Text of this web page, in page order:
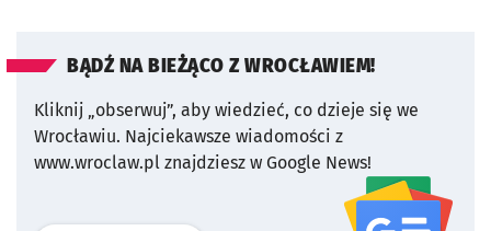
BĄDŹ NA BIEŻĄCO Z WROCŁAWIEM!
Kliknij „obserwuj”, aby wiedzieć, co dzieje się we
Wrocławiu. Najciekawsze wiadomości z
www.wroclaw.pl znajdziesz w Google News!